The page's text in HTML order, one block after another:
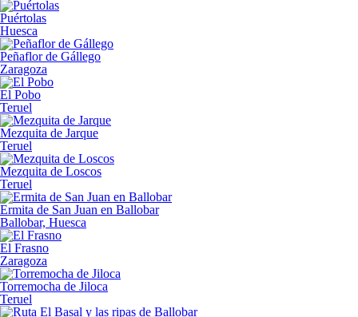
Puértolas
Huesca
Peñaflor de Gállego
Zaragoza
El Pobo
Teruel
Mezquita de Jarque
Teruel
Mezquita de Loscos
Teruel
Ermita de San Juan en Ballobar
Ballobar, Huesca
El Frasno
Zaragoza
Torremocha de Jiloca
Teruel